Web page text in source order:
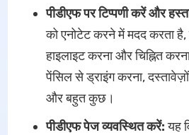
पीडीएफ पर टिप्पणी करें और
को एनोटेट करने में मदद करता
हाइलाइट करना और चिह्नित
पेंसिल से ड्राइंग करना,
और बहुत कुछ।
पीडीएफ पेज व्यवस्थित करें:यह